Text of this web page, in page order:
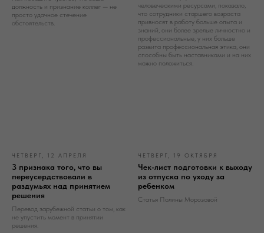
должность и признание коллег — не
просто удачное стечение
обстоятельств.
человеческими ресурсами, показало,
что сотрудники старшего возраста
привносят в работу больше опыта и
знаний, они более зрелые личностно и
профессиональные, у них больше
развита профессиональная этика, они
способны быть наставниками и на них
можно положиться.
ЧЕТВЕРГ, 12 АПРЕЛЯ
3 признака того, что вы
переусердствовали в
раздумьях над принятием
решения
Перевод зарубежной статьи о том, как
не упустить момент в принятии
решения.
ЧЕТВЕРГ, 19 ОКТЯБРЯ
Чек-лист подготовки к выходу
из отпуска по уходу за
ребенком
Статья Полины Морозовой